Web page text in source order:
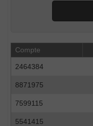
Compte
2464384
8871975
7599115
5541415